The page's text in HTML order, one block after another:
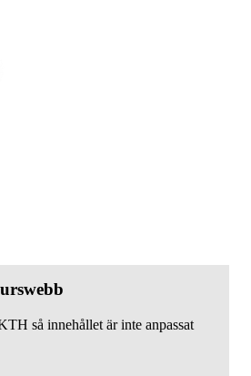
så innehållet är inte anpassat